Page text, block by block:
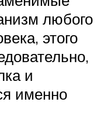
любого
этого
и
именно